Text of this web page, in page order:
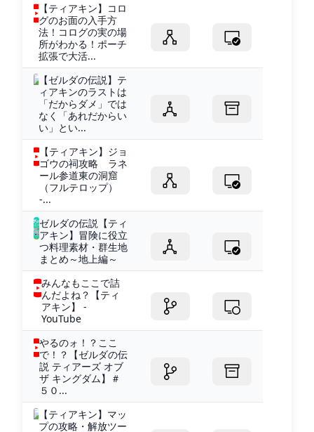
【ティアキン】コロ
グのお面の入手方
法！コログの実の場
所がわかる！ポーチ
拡張で大活...
【ゼルダの伝説】テ
ィアキンのラストは
「だからダメ」では
なく「あれだからい
い」とい...
【ティアキン】ジョ
ゴウの祠攻略 ラネ
ール参道東の洞窟
（フルテロップ）
-...
ゼルダの伝説【ティ
アキン】冒険に役立
つ料理素材・群生地
まとめ～地上編～
みんなもここで詰
んだよね？【ティ
アキン】 -
YouTube
やるのォ！？ここ
で！？【ゼルダの伝
説 ティアーズ オブ
ザ キングダム】＃
５０...
【ティアキン】マッ
プの攻略・解放ツー